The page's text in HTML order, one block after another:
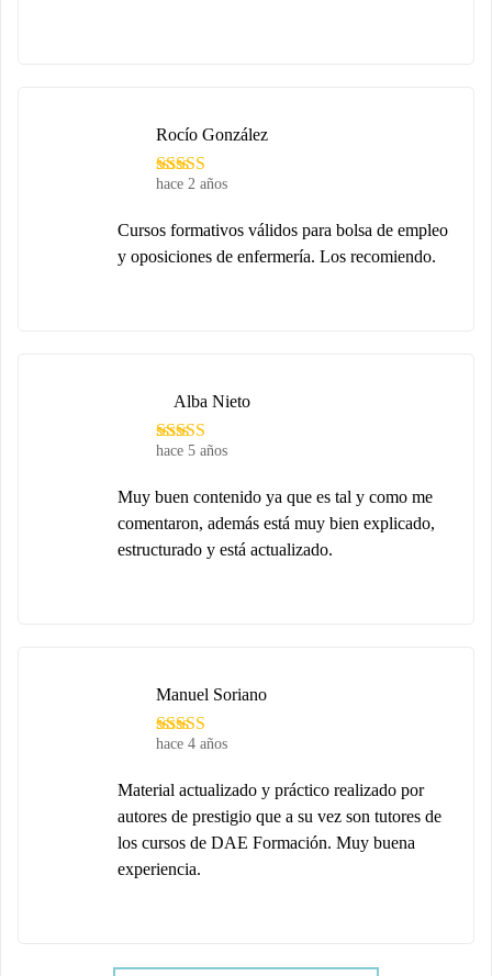
hace 2 años
Rocío González
Cursos formativos válidos para bolsa de empleo
y oposiciones de enfermería. Los recomiendo.
hace 5 años
Alba Nieto
Muy buen contenido ya que es tal y como me
comentaron, además está muy bien explicado,
estructurado y está actualizado.
hace 4 años
Manuel Soriano
Material actualizado y práctico realizado por
autores de prestigio que a su vez son tutores de
los cursos de DAE Formación. Muy buena
experiencia.